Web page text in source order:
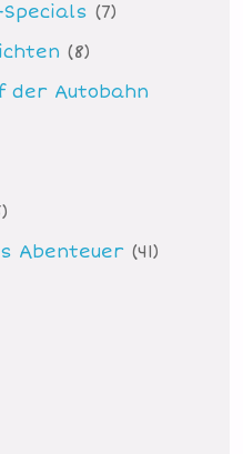
(7)
(8)
der Autobahn
Abenteuer(41)